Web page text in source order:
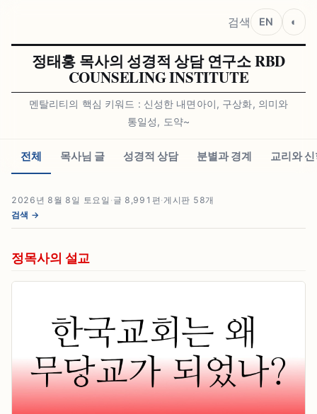
정태홍 목사의 성경적 상담 연구소 RBD
COUNSELING INSTITUTE
멘탈리티의 핵심 키워드 : 신성한 내면아이, 구상화, 의미와
통일성, 도약~
검색 EN ◐
전체 목사님 글 성경적 상담 분별과 경계 교리와
2026년 8월 8일 토요일 · 글 8,991편 ·게시판 58개
검색 →
정목사의 설교